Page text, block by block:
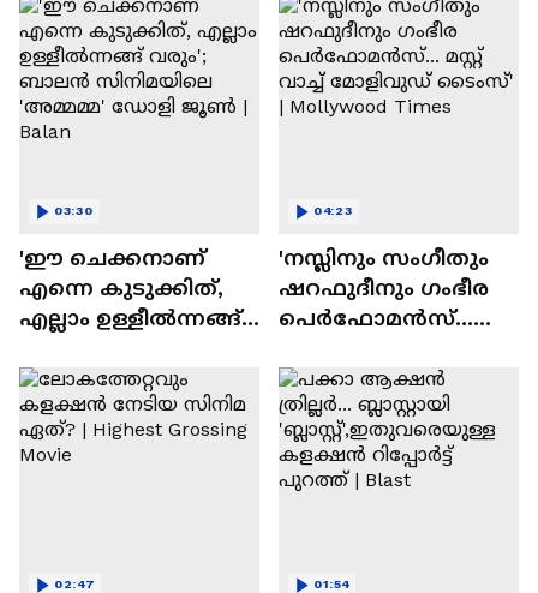
'ഈ ചെക്കനാണ്
എന്നെ കുടുക്കിത്,
എല്ലാം ഉള്ളീൽന്നങ്ങ്
സിനിമയിലെ
'അമ്മമ്മ' ഡോളി
ജൂൺ | Balan
03:30
'നസ്ലിനും സംഗീതും
ഷറഫുദീനും ഗംഭീര
പെർഫോമൻസ്...
ടൈംസ്' | Mollywood
Times
04:23
02:47 01:54